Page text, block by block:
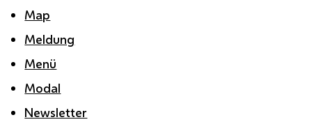
Map
Meldung
Menü
Modal
Newsletter